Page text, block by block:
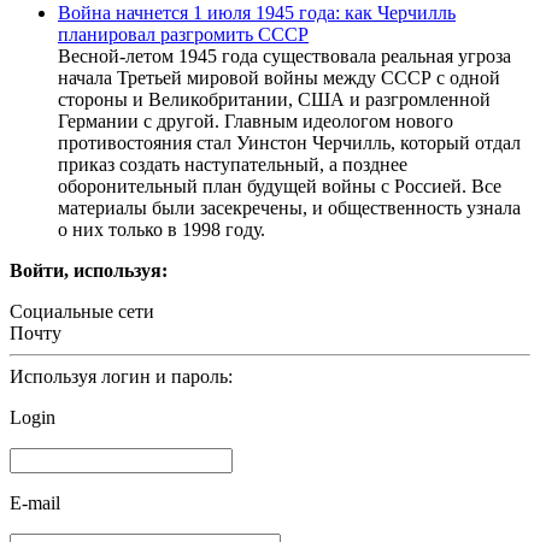
Война начнется 1 июля 1945 года: как Черчилль
планировал разгромить СССР
Весной-летом 1945 года существовала реальная угроза
начала Третьей мировой войны между СССР с одной
стороны и Великобритании, США и разгромленной
Германии с другой. Главным идеологом нового
противостояния стал Уинстон Черчилль, который отдал
приказ создать наступательный, а позднее
оборонительный план будущей войны с Россией. Все
материалы были засекречены, и общественность узнала
о них только в 1998 году.
Войти, используя:
Социальные сети
Почту
Используя логин и пароль:
Login
E-mail